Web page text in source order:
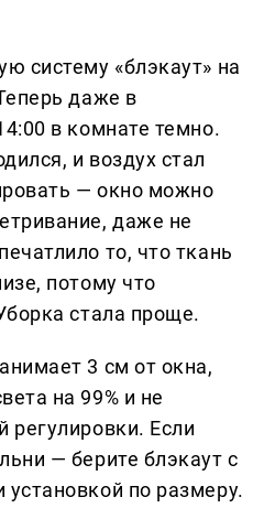
систему «блэкаут» на
даже в
в комнате темно.
и воздух стал
— окно можно
даже не
то, что ткань
потому что
стала проще.
3 см от окна,
на 99% и не
регулировки. Если
— берите блэкаут с
по размеру.